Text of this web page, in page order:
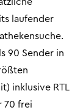
laufender
90 Sender in
inklusive RTL
70 frei